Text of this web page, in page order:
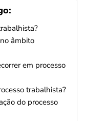
âmbito
em processo
trabalhista?
do processo